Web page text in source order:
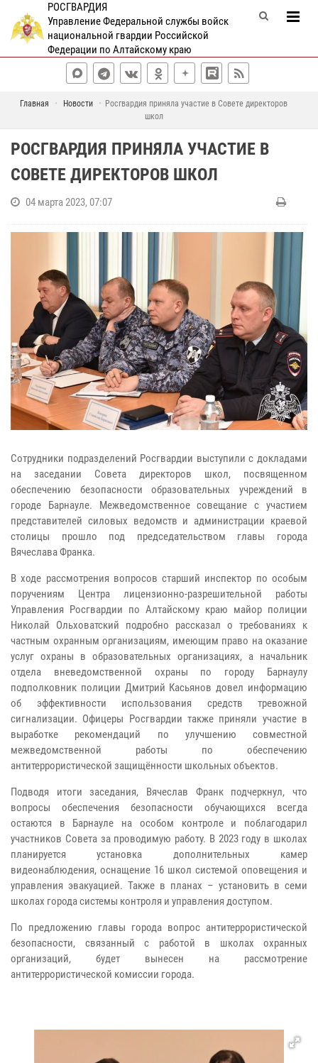
РОСГВАРДИЯ
Управление Федеральной службы войск
национальной гвардии Российской
Федерации по Алтайскому краю
Главная Новости
Росгвардия приняла участие в Совете директоров
школ
РОСГВАРДИЯ ПРИНЯЛА УЧАСТИЕ В
СОВЕТЕ ДИРЕКТОРОВ ШКОЛ
04 марта 2023, 07:07
Сотрудники подразделений Росгвардии выступили с докладами
на заседании Совета директоров школ, посвященном
обеспечению безопасности образовательных учреждений в
городе Барнауле. Межведомственное совещание с участием
представителей силовых ведомств и администрации краевой
столицы прошло под председательством главы города
Вячеслава Франка.
В ходе рассмотрения вопросов старший инспектор по особым
поручениям Центра лицензионно-разрешительной работы
Управления Росгвардии по Алтайскому краю майор полиции
Николай Ольховатский подробно рассказал о требованиях к
частным охранным организациям, имеющим право на оказание
услуг охраны в образовательных организациях, а начальник
отдела вневедомственной охраны по городу Барнаулу
подполковник полиции Дмитрий Касьянов довел информацию
об эффективности использования средств тревожной
сигнализации. Офицеры Росгвардии также приняли участие в
выработке рекомендаций по улучшению совместной
межведомственной работы по обеспечению
антитеррористической защищённости школьных объектов.
Подводя итоги заседания, Вячеслав Франк подчеркнул, что
вопросы обеспечения безопасности обучающихся всегда
остаются в Барнауле на особом контроле и поблагодарил
участников Совета за проводимую работу. В 2023 году в школах
планируется установка дополнительных камер
видеонаблюдения, оснащение 16 школ системой оповещения и
управления эвакуацией. Также в планах – установить в семи
школах города системы контроля и управления доступом.
По предложению главы города вопрос антитеррористической
безопасности, связанный с работой в школах охранных
организаций, будет вынесен на рассмотрение
антитеррористической комиссии города.